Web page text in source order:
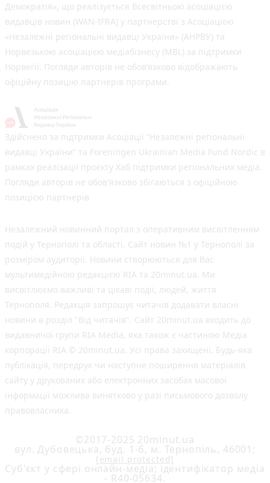
Демократія», що реалізується Всесвітньою асоціацією
видавців новин (WAN-IFRA) у партнерстві з Асоціацією
«Незалежні регіональні видавці України» (АНРВУ) та
Норвезькою асоціацією медіабізнесу (MBL) за підтримки
Норвегії. Погляди авторів не обов’язково відображають
офіційну позицію партнерів програми.
Здійснено за підтримки Асоціації “Незалежні регіональні
видавці України” та Foreningen Ukrainian Media Fund Nordic в
рамках реалізації проєкту Хаб підтримки регіональних медіа.
Погляди авторів не обов'язково збігаються з офіційною
позицією партнерів
Незалежний новинний портал з оперативним висвітленням
подій у Тернополі та області. Сайт новин №1 у Тернополі за
розміром аудиторії. Новини створюються для Вас
мультимедійною редакцією RIA та 20minut.ua. Ми
висвітлюємо важливі та цікаві події, людей, життя
Тернополя. Редакція запрошує читачів додавати власні
новини в розділ "Від читачів". Сайт 20minut.ua входить до
видавничої групи RIA Media, яка також є частиною Медіа
корпорації RIA © 20minut.ua. Усі права захищені. Будь-яка
публiкацiя, передрук чи наступне поширення матеріалів
сайту у друкованих або електронних засобах масової
інформації можлива винятково у разі письмового дозволу
правовласника.
©2017-2025 20minut.ua
вул. Дубовецька, буд. 1-б, м. Тернопіль, 46001;
[email protected]
Cуб'єкт у сфері онлайн-медіа; ідентифікатор медіа
- R40-05634.